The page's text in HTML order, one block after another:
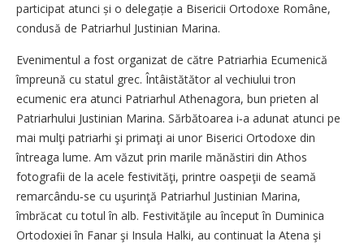
participat atunci și o delegație a Bisericii Ortodoxe Române,
condusă de Patriarhul Justinian Marina.
Evenimentul a fost organizat de către Patriarhia Ecumenică
împreună cu statul grec. Întâistătător al vechiului tron
ecumenic era atunci Patriar­hul Athenagora, bun prieten al
Patriarhului Justinian Marina. Sărbătoarea i‑a adunat atunci pe
mai mulţi patriarhi şi primaţi ai unor Biserici Ortodoxe din
întreaga lume. Am văzut prin marile mănăstiri din Athos
fotografii de la acele festivităţi, printre oaspeţii de seamă
remarcându‑se cu uşurinţă Patriarhul Justinian Marina,
îmbrăcat cu totul în alb. Festivităţile au început în Duminica
Ortodoxiei în Fanar şi Insula Halki, au continuat la Atena şi